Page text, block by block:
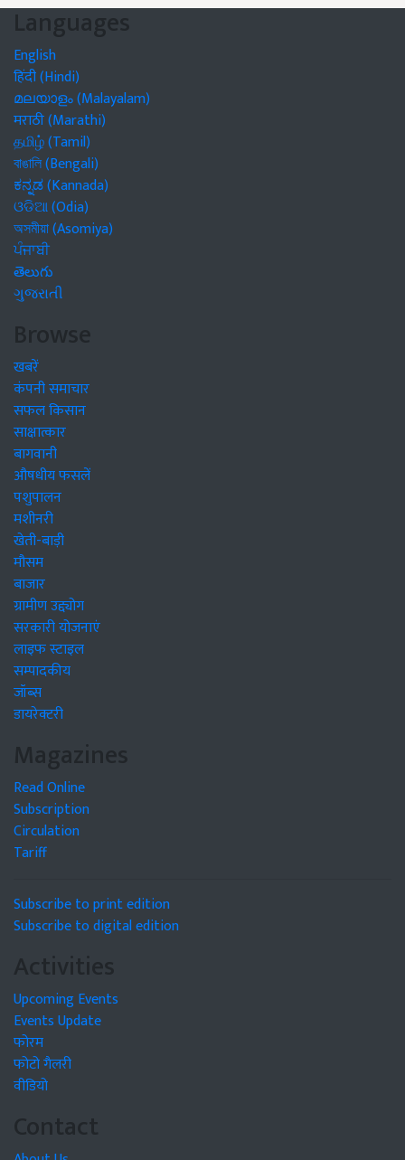
Languages
English
हिंदी (Hindi)
മലയാളം (Malayalam)
मराठी (Marathi)
தமிழ் (Tamil)
বাঙালি (Bengali)
ಕನ್ನಡ (Kannada)
ଓଡିଆ (Odia)
অসমীয়া (Asomiya)
ਪੰਜਾਬੀ
తెలుగు
ગુજરાતી
Browse
खबरें
कंपनी समाचार
सफल किसान
साक्षात्कार
बागवानी
औषधीय फसलें
पशुपालन
मशीनरी
खेती-बाड़ी
मौसम
बाजार
ग्रामीण उद्द्योग
सरकारी योजनाएं
लाइफ स्टाइल
सम्पादकीय
जॉब्स
डायरेक्टरी
Magazines
Read Online
Subscription
Circulation
Tariff
Subscribe to print edition
Subscribe to digital edition
Activities
Upcoming Events
Events Update
फोरम
फोटो गैलरी
वीडियो
Contact